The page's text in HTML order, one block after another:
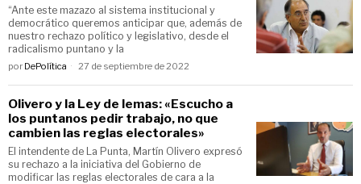
“Ante este mazazo al sistema institucional y
democrático queremos anticipar que, además de
nuestro rechazo político y legislativo, desde el
radicalismo puntano y la
por DePolítica 27 de septiembre de 2022
Olivero y la Ley de lemas: «Escucho a
los puntanos pedir trabajo, no que
cambien las reglas electorales»
El intendente de La Punta, Martín Olivero expresó
su rechazo a la iniciativa del Gobierno de
modificar las reglas electorales de cara a la